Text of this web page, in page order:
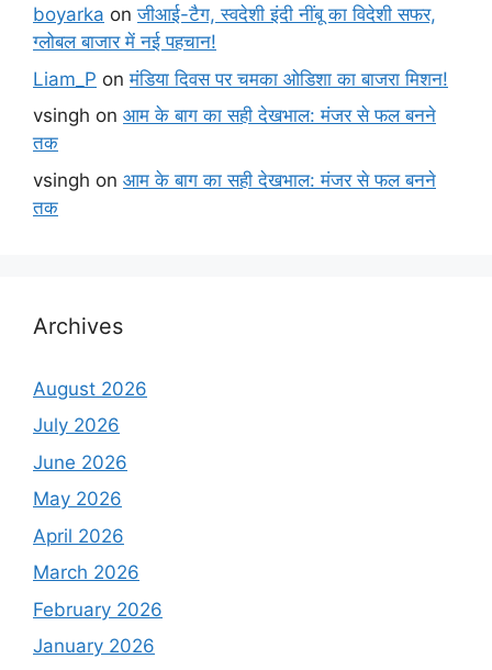
boyarka onजीआई-टैग, स्वदेशी इंदी नींबू का विदेशी सफर,
ग्लोबल बाजार में नई पहचान!
Liam_P onमंडिया दिवस पर चमका ओडिशा का बाजरा मिशन!
vsingh on आम के बाग का सही देखभाल: मंजर से फल बनने
तक
vsingh on आम के बाग का सही देखभाल: मंजर से फल बनने
तक
Archives
August 2026
July 2026
June 2026
May 2026
April 2026
March 2026
February 2026
January 2026